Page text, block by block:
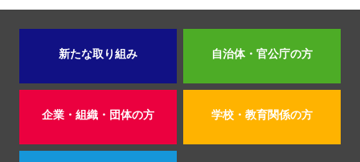
新たな取り組み 自治体・官公庁の方
企業・組織・団体の方 学校・教育関係の方